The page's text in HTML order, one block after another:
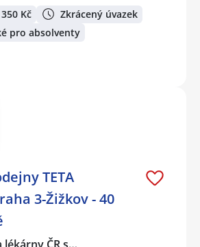
Kč
Zkrácený úvazek
pro absolventy
TETA
3-Žižkov - 40